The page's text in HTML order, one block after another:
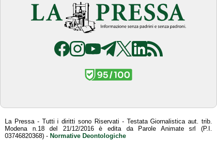
La Pressa - Tutti i diritti sono Riservati - Testata Giornalistica aut. trib.
Modena n.18 del 21/12/2016 è edita da Parole Animate srl (P.I.
03746820368) - Normative Deontologiche